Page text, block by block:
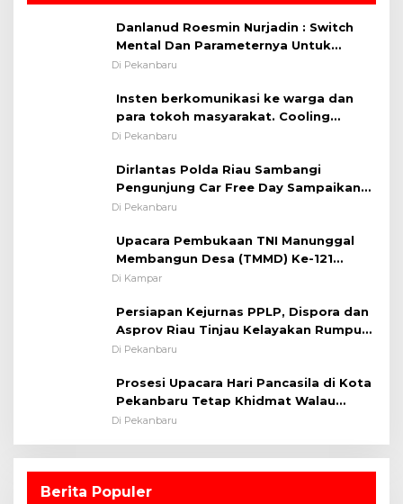
Danlanud Roesmin Nurjadin : Switch
Mental Dan Parameternya Untuk
Melaksanakan ✈
Di Pekanbaru
Insten berkomunikasi ke warga dan
para tokoh masyarakat. Cooling
System OMP LK ²024 Polsek Rumbai,
Pentingnya Memelihara dan Menjaga
Situasi Kondusif
Di Pekanbaru
Dirlantas Polda Riau Sambangi
Pengunjung Car Free Day Sampaikan
Pesan Edukasi Kamtibmas &
Di Pekanbaru
Upacara Pembukaan TNI Manunggal
Membangun Desa (TMMD) Ke-121
Kodim 0313/KPR Tahun 2024) ?
Di Kampar
Persiapan Kejurnas PPLP, Dispora dan
Asprov Riau Tinjau Kelayakan Rumput
Lapangan Sepakbola
Di Pekanbaru
Prosesi Upacara Hari Pancasila di Kota
Pekanbaru Tetap Khidmat Walau
Dalam Ruangan
Di Pekanbaru
Berita Populer